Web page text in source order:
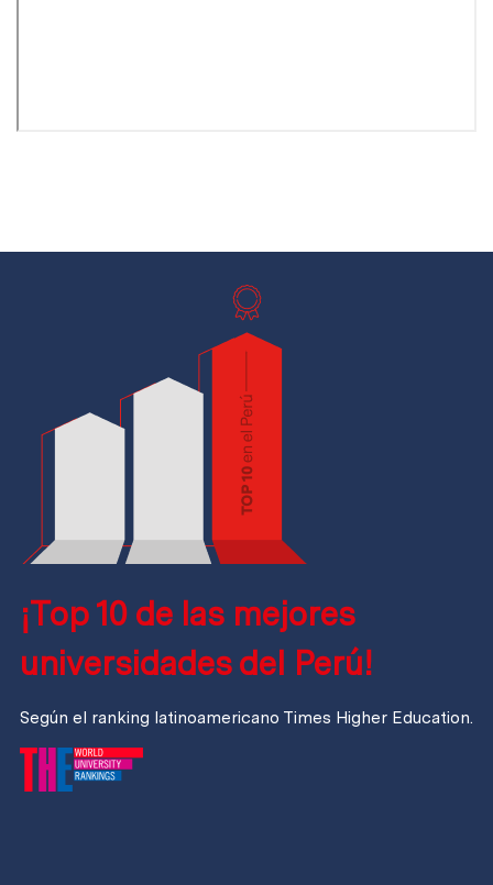
¡Top 10 de las mejores
universidades del Perú!
Según el ranking latinoamericano Times Higher Education.